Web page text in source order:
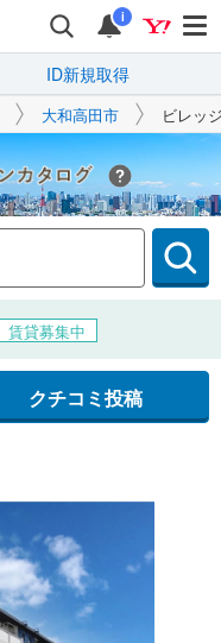
i
ID新規取得
大和高田市 ビレッ
Yahoo!不動産
賃貸募集中
クチコミ投稿